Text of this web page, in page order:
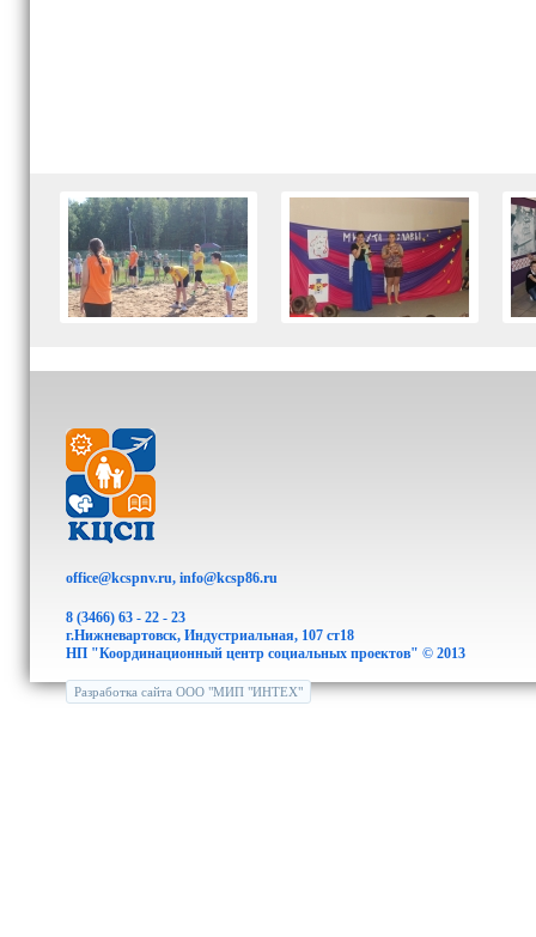
office@kcspnv.ru, info@kcsp86.ru
8 (3466) 63 - 22 - 23
г.Нижневартовск, Индустриальная, 107 ст18
НП "Координационный центр социальных проектов" © 2013
Разработка сайта ООО "МИП "ИНТЕХ"